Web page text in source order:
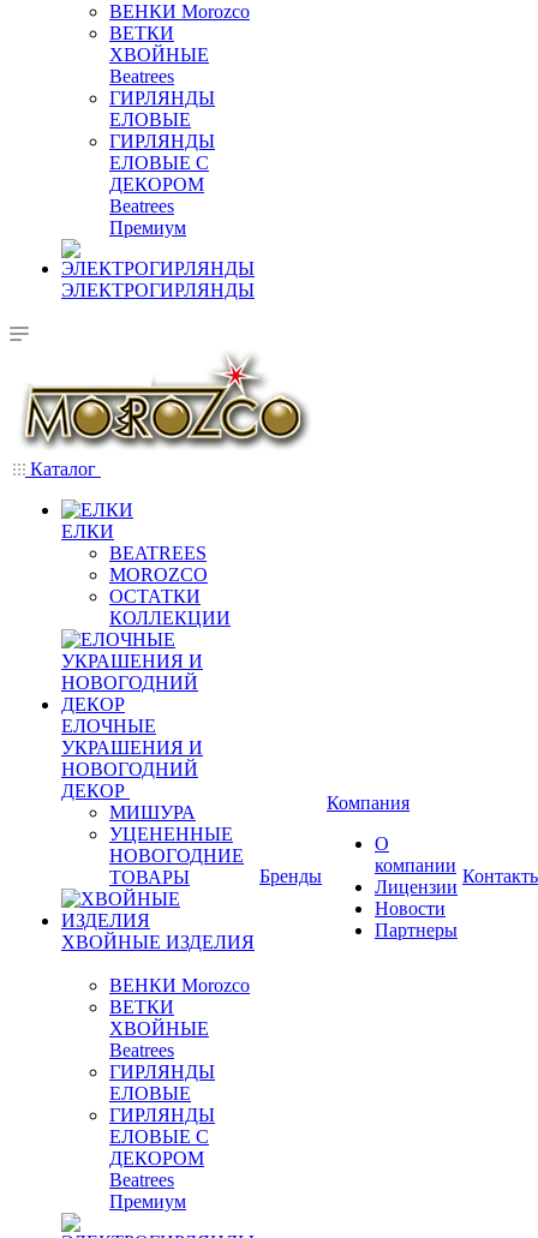
ВЕНКИ Morozco
ВЕТКИ
ХВОЙНЫЕ
Beatrees
ГИРЛЯНДЫ
ЕЛОВЫЕ
ГИРЛЯНДЫ
ЕЛОВЫЕ С
ДЕКОРОМ
Beatrees
Премиум
ЭЛЕКТРОГИРЛЯНДЫ
Каталог
ЕЛКИ
BEATREES
MOROZCO
ОСТАТКИ
КОЛЛЕКЦИИ
ЕЛОЧНЫЕ
УКРАШЕНИЯ И
НОВОГОДНИЙ
ДЕКОР
МИШУРА
УЦЕНЕННЫЕ
НОВОГОДНИЕ
ТОВАРЫ
ХВОЙНЫЕ ИЗДЕЛИЯ
ВЕНКИ Morozco
ВЕТКИ
ХВОЙНЫЕ
Beatrees
ГИРЛЯНДЫ
ЕЛОВЫЕ
ГИРЛЯНДЫ
ЕЛОВЫЕ С
ДЕКОРОМ
Beatrees
Премиум
Бренды
Компания
О
компании
Лицензии
Новости
Партнеры